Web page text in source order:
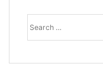
Search
for: